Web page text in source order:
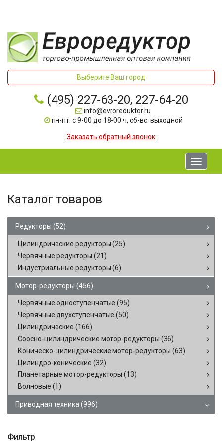
Выберите Ваш город
(495) 227-63-20, 227-64-20
info@evroreduktor.ru
пн-пт: с 9-00 до 18-00 ч, сб-вс: выходной
Заказать обратный звонок
Toggle
Каталог товаров
Редукторы (52)
Цилиндрические редукторы (25)
Червячные редукторы (21)
Индустриальные редукторы (6)
Мотор-редукторы (456)
Червячные одноступенчатые (95)
Червячные двухступенчатые (50)
Цилиндрические (166)
Соосно-цилиндрические мотор-редукторы (36)
Коническо-цилиндрические мотор-редукторы (63)
Цилиндро-конические (32)
Планетарные мотор-редукторы (13)
Волновые (1)
Приводная техника (996)
Фильтр